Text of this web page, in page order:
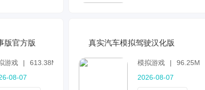
版官方版
游戏 |
613.38MB
08-07
真实汽车模拟驾驶汉化版
模拟游戏 |
96.25MB
2026-08-07